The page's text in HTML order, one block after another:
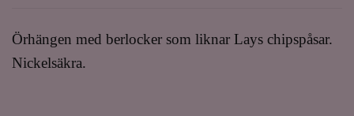
Örhängen med berlocker som liknar Lays chipspåsar.
Nickelsäkra.